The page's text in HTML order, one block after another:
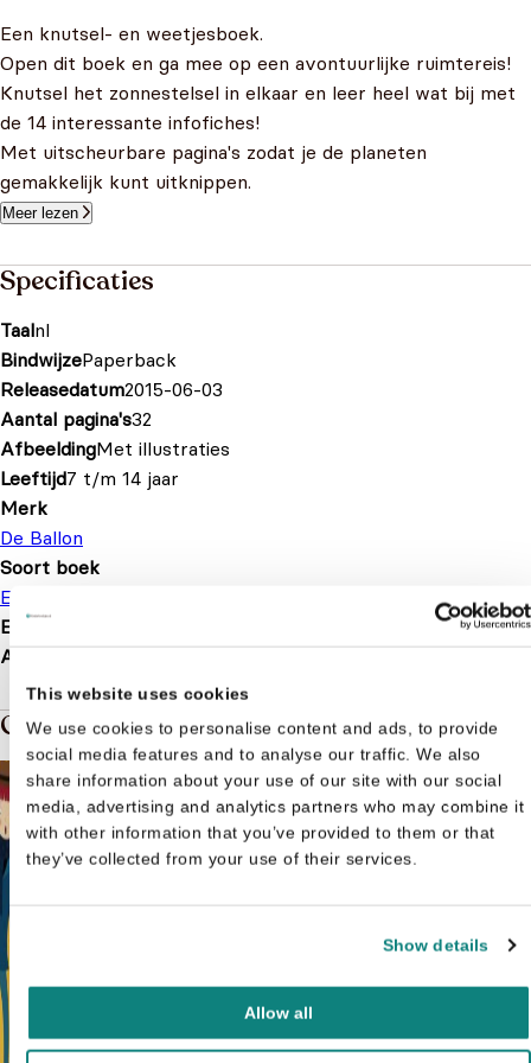
This website uses cookies
We use cookies to personalise content and ads, to provide
social media features and to analyse our traffic. We also
share information about your use of our site with our social
media, advertising and analytics partners who may combine it
with other information that you’ve provided to them or that
they’ve collected from your use of their services.
Show details
Allow all
Een knutsel- en weetjesboek.
Open dit boek en ga mee op een avontuurlijke ruimtereis!
Knutsel het zonnestelsel in elkaar en leer heel wat bij met
de 14 interessante infofiches!
Met uitscheurbare pagina's zodat je de planeten
gemakkelijk kunt uitknippen.
Meer lezen
Specificaties
Taalnl
BindwijzePaperback
Releasedatum2015-06-03
Aantal pagina's32
AfbeeldingMet illustraties
Leeftijd7 t/m 14 jaar
Merk
De Ballon
Soort boek
Educatief
EAN
Afmetingen
Gerelateerde boeken in de soort: Educatief